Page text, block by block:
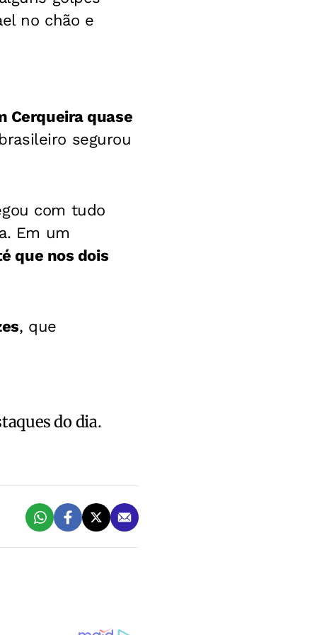
no chão e
Cerqueira quase
segurou
com tudo
Em um
que nos dois
, que
do dia.